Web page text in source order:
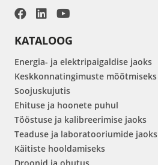
KATALOOG
Energia- ja elektripaigaldise jaoks
Keskkonnatingimuste mõõtmiseks
Soojuskujutis
Ehituse ja hoonete puhul
Tööstuse ja kalibreerimise jaoks
Teaduse ja laboratooriumide jaoks
Käitiste hooldamiseks